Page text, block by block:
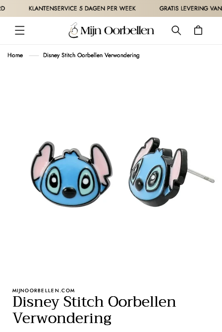
METEEN
NAAR DE
CONTENT
KLANTENSERVICE 5 DAGEN PER WEEK GRATIS LEVERING
Winkelwagen
Home Disney Stitch Oorbellen Verwondering
MIJNOORBELLEN.COM
Disney Stitch Oorbellen
Verwondering